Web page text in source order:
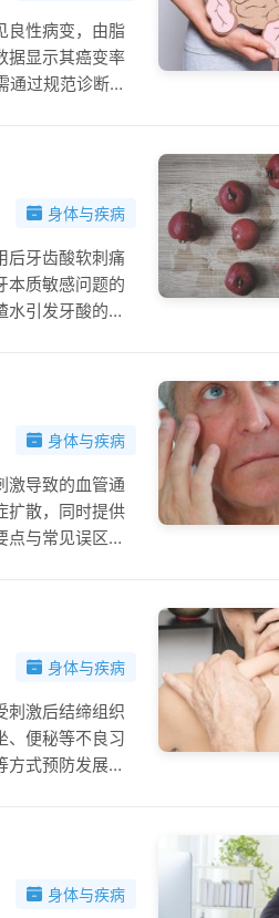
良性病变，由脂
据显示其癌变率
通过规范诊断确
身体与疾病
后牙齿酸软刺痛
本质敏感问题的
引发牙酸的机
身体与疾病
激导致的血管通
扩散，同时提供
与常见误区解
身体与疾病
刺激后结缔组织
、便秘等不良习
式预防发展为
身体与疾病